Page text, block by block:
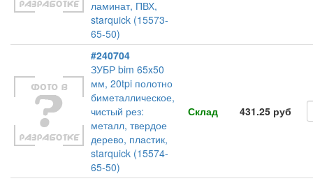
ламинат, ПВХ,
starquick (15573-
65-50)
#240704
ЗУБР bim 65x50
мм, 20tpi полотно
биметаллическое,
чистый рез:
металл, твердое
дерево, пластик,
starquick (15574-
65-50)
Склад 431.25 руб